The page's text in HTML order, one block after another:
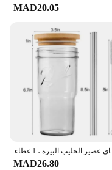
MAD20.05
، 1 غطاء
MAD26.80